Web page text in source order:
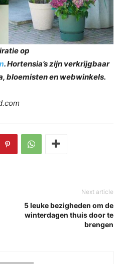
op
. Hortensia’s zijn verkrijgbaar
bloemisten en webwinkels.
Next article
5 leuke bezigheden om de
winterdagen thuis door te
brengen